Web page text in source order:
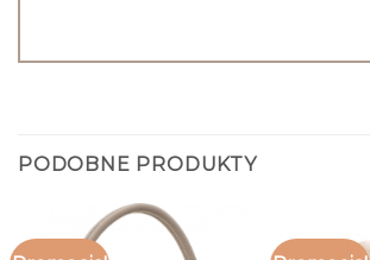
PODOBNE PRODUKTY